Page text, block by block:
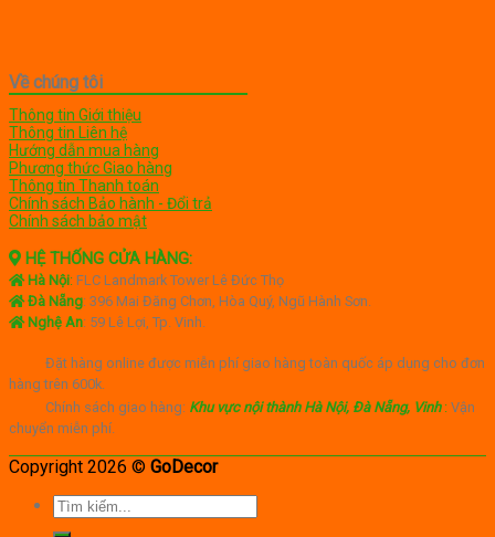
Về chúng tôi
Thông tin Giới thiệu
Thông tin Liên hệ
Hướng dẫn mua hàng
Phương thức Giao hàng
Thông tin Thanh toán
Chính sách Bảo hành - Đổi trả
Chính sách bảo mật
HỆ THỐNG CỬA HÀNG:
Hà Nội: FLC Landmark Tower Lê Đức Thọ
Đà Nẵng: 396 Mai Đăng Chơn, Hòa Quý, Ngũ Hành Sơn.
Nghệ An: 59 Lê Lợi, Tp. Vinh.
Đặt hàng online được miễn phí giao hàng toàn quốc áp dụng cho đơn
hàng trên 600k.
Chính sách giao hàng: Khu vực nội thành Hà Nội, Đà Nẵng, Vinh: Vận
chuyển miễn phí.
Copyright 2026 © GoDecor
Tìm
kiếm: